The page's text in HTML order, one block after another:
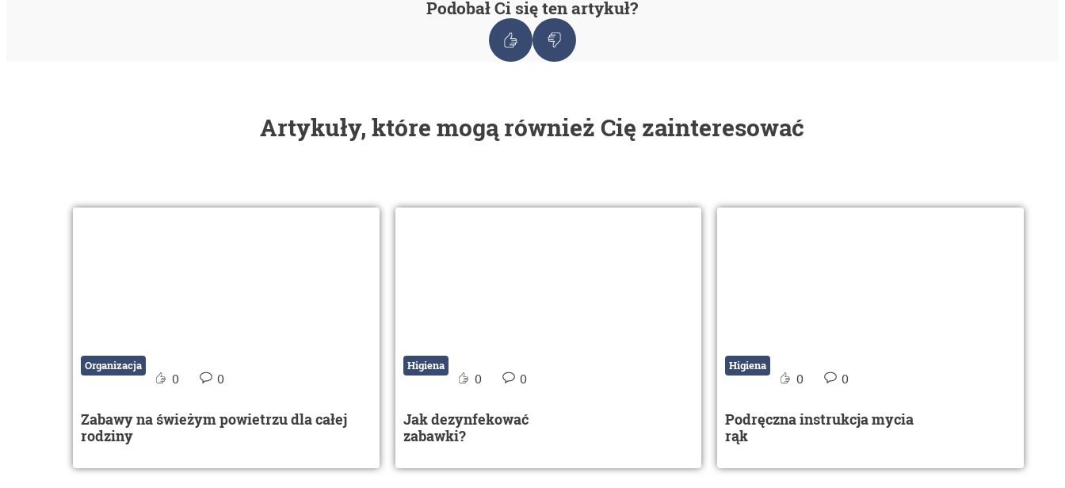
Podobał Ci się ten artykuł?
Artykuły, które mogą również Cię zainteresować
Organizacja
0 0
Zabawy na świeżym powietrzu dla całej
rodziny
Higiena
0 0
Jak dezynfekować
zabawki?
Higiena
0 0
Podręczna instrukcja mycia
rąk